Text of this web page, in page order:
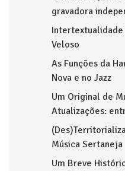
gravadora
Intertextualidade
Veloso
As Funções da
Nova e no Jazz
Um Original de
Atualizações:
Música Sertaneja
Um Breve